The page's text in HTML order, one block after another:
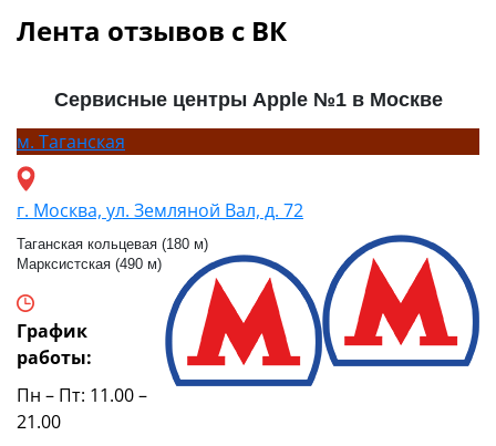
Лента отзывов с ВК
Сервисные центры Apple №1 в Москве
м. Таганская
г. Москва, ул. Земляной Вал, д. 72
Таганская кольцевая (180 м)
Марксистская (490 м)
График
работы:
Пн – Пт: 11.00 –
21.00